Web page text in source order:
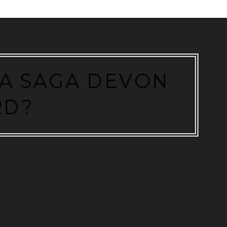
SAGA DEVON